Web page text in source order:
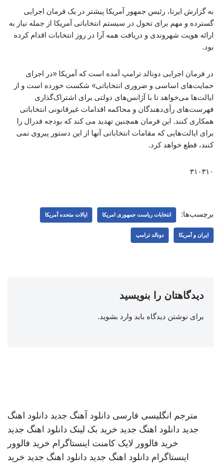
به گزارش ایرنا، رئیس جمهور آمریکا پیشتر در یک فرمان اجرایی
گسترده و مهم برای تحول در سیستم انتخاباتی آمریکا از جمله نیاز به
ارائه هویت شهروندی و دریافت همه آرا در روز انتخابات اقدام کرده
بود.
در فرمان اجرایی دونالد ترامپ آمده است که آمریکا «در اجرای
حمایت‌های اساسی و ضروری انتخاباتی» شکست خورده است و از
ایالت‌ها می‌خواهد تا با آژانس‌های دولتی برای اشتراک‌گذاری
فهرست‌های رأی‌دهندگان و محاکمه اقدامات غیرقانونی انتخاباتی
همکاری کنند. این فرمان همچنین تهدید می کند که بودجه فدرال را
برای ایالت‌هایی که مقامات انتخاباتی آنها از این دستور پیروی نمی
کنند، قطع خواهد کرد.
۳۱۰۳۱۰
برچسب‌ها: انتخابات ریاست جمهوری امریکا ایالات متحده آمریکا
ایران و آمریکا دونالد ترامپ
دیدگاهتان را بنویسید
برای نوشتن دیدگاه باید وارد بشوید.
مترجم انگلیسی فارسی دانلود آهنگ جدید دانلود اهنگ
جدید دانلود اهنگ جدید خرید بک لینک دانلود اهنگ جدید
خرید فالوور لایک کامنت اینستاگرام خرید فالوور
اینستاگرام دانلود اهنگ جدید دانلود اهنگ جدید خرید